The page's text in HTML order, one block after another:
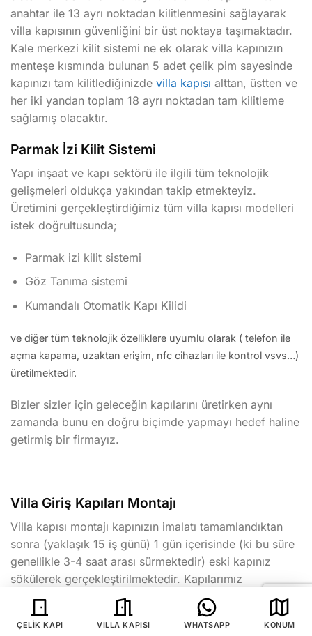
anahtar ile 13 ayrı noktadan kilitlenmesini sağlayarak
villa kapısının güvenliğini bir üst noktaya taşımaktadır.
Kale merkezi kilit sistemi ne ek olarak villa kapınızın
menteşe kısmında bulunan 5 adet çelik pim sayesinde
kapınızı tam kilitlediğinizde villa kapısı alttan, üstten ve
her iki yandan toplam 18 ayrı noktadan tam kilitleme
sağlamış olacaktır.
Parmak İzi Kilit Sistemi
Yapı inşaat ve kapı sektörü ile ilgili tüm teknolojik
gelişmeleri oldukça yakından takip etmekteyiz.
Üretimini gerçekleştirdiğimiz tüm villa kapısı modelleri
istek doğrultusunda;
Parmak izi kilit sistemi
Göz Tanıma sistemi
Kumandalı Otomatik Kapı Kilidi
ve diğer tüm teknolojik özelliklere uyumlu olarak ( telefon ile
açma kapama, uzaktan erişim, nfc cihazları ile kontrol vsvs…)
üretilmektedir.
Bizler sizler için geleceğin kapılarını üretirken aynı
zamanda bunu en doğru biçimde yapmayı hedef haline
getirmiş bir firmayız.
Villa Giriş Kapıları Montajı
Villa kapısı montajı kapınızın imalatı tamamlandıktan
sonra (yaklaşık 15 iş günü) 1 gün içerisinde (ki bu süre
genellikle 3-4 saat arası sürmektedir) eski kapınız
sökülerek gerçekleştirilmektedir. Kapılarımız
takılacakları alanın ölçüsüne özel üretim
yapıldıklarından kenarlarda bir doldurma işlemine
ihtiyaç duymamaktadır.
ÇELIK KAPI VILLA KAPISI WHATSAPP KONUM